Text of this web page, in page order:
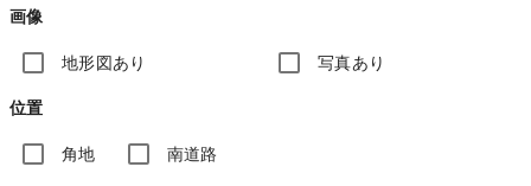
画像
地形図あり 写真あり
位置
角地 南道路